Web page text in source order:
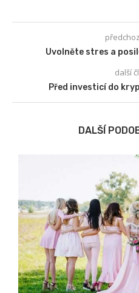
Uvolněte stres a
další
Před investicí do
DALŠÍ